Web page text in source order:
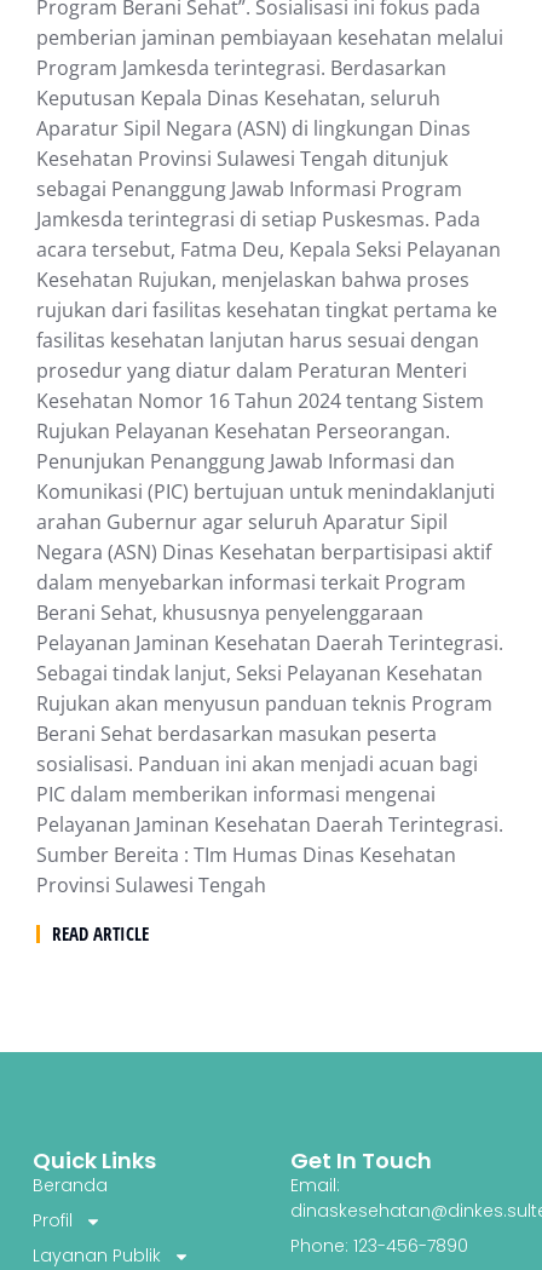
Program Berani Sehat”. Sosialisasi ini fokus pada
pemberian jaminan pembiayaan kesehatan melalui
Program Jamkesda terintegrasi. Berdasarkan
Keputusan Kepala Dinas Kesehatan, seluruh
Aparatur Sipil Negara (ASN) di lingkungan Dinas
Kesehatan Provinsi Sulawesi Tengah ditunjuk
sebagai Penanggung Jawab Informasi Program
Jamkesda terintegrasi di setiap Puskesmas. Pada
acara tersebut, Fatma Deu, Kepala Seksi Pelayanan
Kesehatan Rujukan, menjelaskan bahwa proses
rujukan dari fasilitas kesehatan tingkat pertama ke
fasilitas kesehatan lanjutan harus sesuai dengan
prosedur yang diatur dalam Peraturan Menteri
Kesehatan Nomor 16 Tahun 2024 tentang Sistem
Rujukan Pelayanan Kesehatan Perseorangan.
Penunjukan Penanggung Jawab Informasi dan
Komunikasi (PIC) bertujuan untuk menindaklanjuti
arahan Gubernur agar seluruh Aparatur Sipil
Negara (ASN) Dinas Kesehatan berpartisipasi aktif
dalam menyebarkan informasi terkait Program
Berani Sehat, khususnya penyelenggaraan
Pelayanan Jaminan Kesehatan Daerah Terintegrasi.
Sebagai tindak lanjut, Seksi Pelayanan Kesehatan
Rujukan akan menyusun panduan teknis Program
Berani Sehat berdasarkan masukan peserta
sosialisasi. Panduan ini akan menjadi acuan bagi
PIC dalam memberikan informasi mengenai
Pelayanan Jaminan Kesehatan Daerah Terintegrasi.
Sumber Bereita : TIm Humas Dinas Kesehatan
Provinsi Sulawesi Tengah
READ ARTICLE
Quick Links
Beranda
Profil
Layanan Publik
Get In Touch
Email:
Phone: 123-456-7890